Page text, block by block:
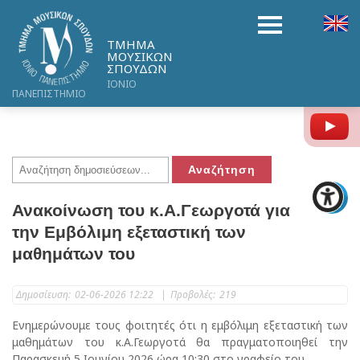
ΤΜΗΜΑ
ΜΟΥΣΙΚΩΝ
ΣΠΟΥΔΩΝ
ΙΟΝΙΟ
ΠΑΝΕΠΙΣΤΗΜΙΟ
Ανακοίνωση του κ.Α.Γεωργοτά για
την Εμβόλιμη εξεταστική των
μαθημάτων του
Δημοσίευση: 02-06-2026 12:22 | Προβολές: 219
Ενημερώνουμε τους φοιτητές ότι η εμβόλιμη εξεταστική των
μαθημάτων του κ.Α.Γεωργοτά θα πραγματοποιηθεί την